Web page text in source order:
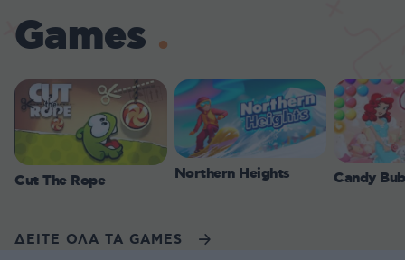
Games
Cut The Rope Northern Heights Candy
ΔΕΙΤΕ ΟΛΑ ΤΑ GAMES